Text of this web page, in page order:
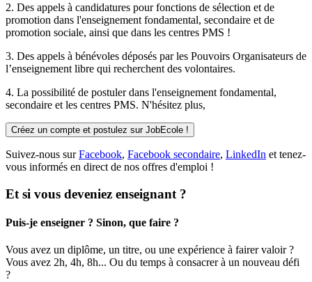
2. Des appels à candidatures pour fonctions de sélection et de
promotion dans l'enseignement fondamental, secondaire et de
promotion sociale, ainsi que dans les centres PMS !
3. Des appels à bénévoles déposés par les Pouvoirs Organisateurs de
l’enseignement libre qui recherchent des volontaires.
4. La possibilité de postulerdans l'enseignement fondamental,
secondaire et les centres PMS. N'hésitez plus,
Créez un compte et postulez sur JobEcole !
Suivez-nous surFacebook, Facebook secondaire, LinkedIn et tenez-
vous informés en direct de nos offres d'emploi !
Et si vous deveniez enseignant ?
Puis-je enseigner ? Sinon, que faire ?
Vous avez un diplôme, un titre, ou une expérience à fairer valoir ?
Vous avez 2h, 4h, 8h... Ou du temps à consacrer à un nouveau défi
?